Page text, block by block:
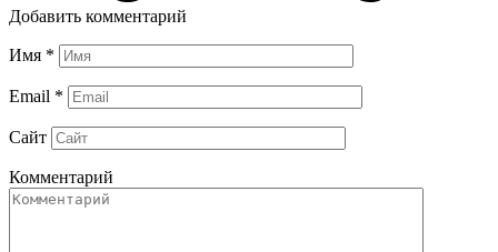
Добавить комментарий
Имя *
Email *
Сайт
Комментарий